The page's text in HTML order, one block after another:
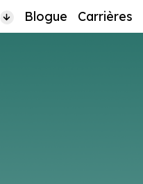
Blogue Carrières